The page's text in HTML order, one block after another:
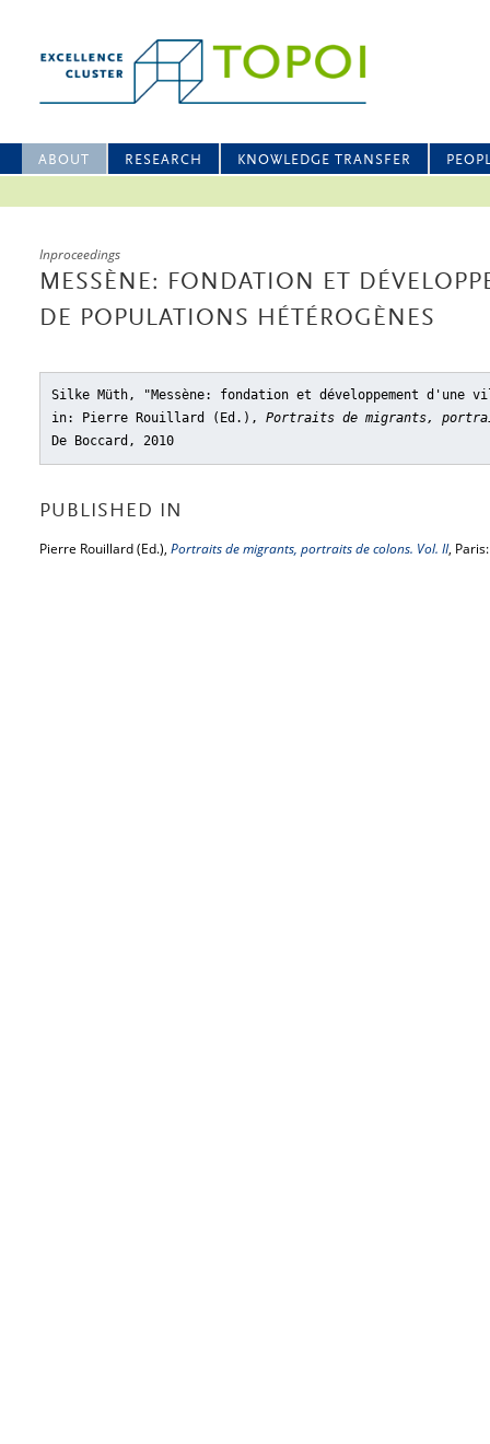
ABOUT RESEARCH KNOWLEDGE TRANSFER
Inproceedings
MESSÈNE: FONDATION ET
DE POPULATIONS HÉTÉROGÈNES
Silke Müth, "Messène: fondation et développement d'une
in: Pierre Rouillard (Ed.), Portraits de migrants,
De Boccard, 2010
PUBLISHED IN
Pierre Rouillard (Ed.), Portraits de migrants, portraits de colons. Vol. II,